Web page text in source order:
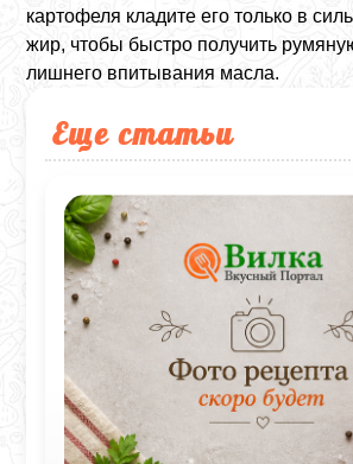
картофеля кладите его только в
жир, чтобы быстро получить
лишнего впитывания масла.
Еще статьи